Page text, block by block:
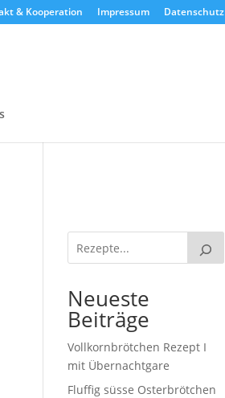
& Kooperation Impressum Datenschutz
Neueste
Beiträge
Vollkornbrötchen Rezept I
mit Übernachtgare
Fluffig süsse Osterbrötchen